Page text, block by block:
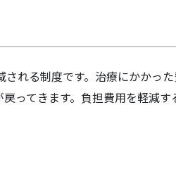
れる制度です。治療にかかっ
ってきます。負担費用を軽減す